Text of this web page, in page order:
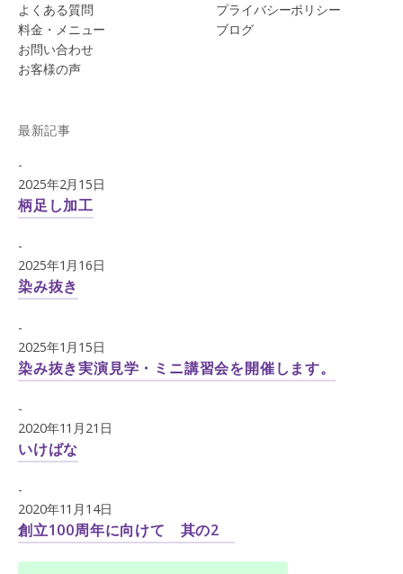
よくある質問
料金・メニュー
お問い合わせ
お客様の声
プライバシーポリシー
ブログ
最新記事
-
2025年2月15日
柄足し加工
-
2025年1月16日
染み抜き
-
2025年1月15日
染み抜き実演見学・ミニ講習会を開催します。
-
2020年11月21日
いけばな
-
2020年11月14日
創立100周年に向けて 其の2